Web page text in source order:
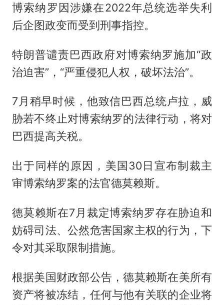
博索纳罗因涉嫌在2022年总统选举失利
后企图政变而受到刑事指控。
特朗普谴责巴西政府对博索纳罗施加“政
治迫害”，“严重侵犯人权，破坏法治”。
7月稍早时候，他致信巴西总统卢拉，威
胁若不终止对博索纳罗的法律行动，将对
巴西提高关税。
出于同样的原因，美国30日宣布制裁主
审博索纳罗案的法官德莫赖斯。
德莫赖斯在7月裁定博索纳罗存在胁迫和
妨碍司法、公然危害国家主权的行为，下
令对其采取限制措施。
根据美国财政部公告，德莫赖斯在美所有
资产将被冻结，任何与他有关联的企业将